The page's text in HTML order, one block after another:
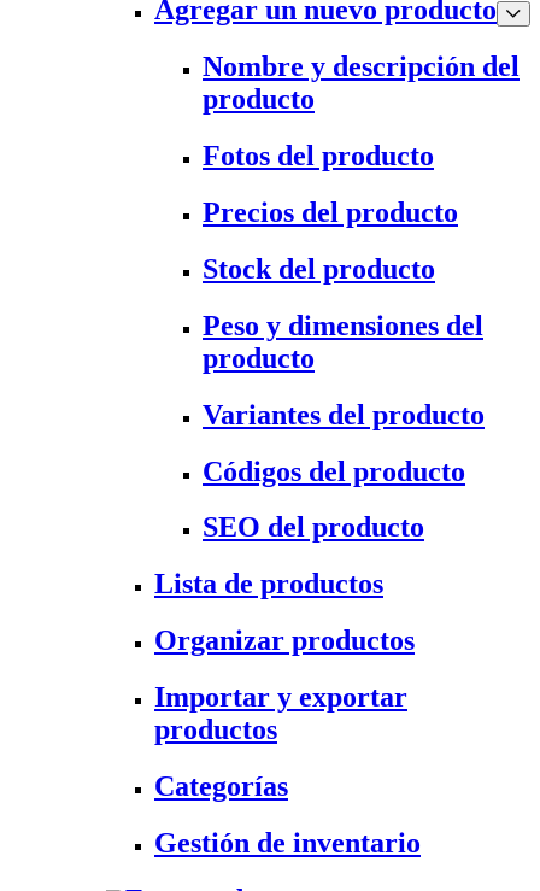
Agregar un nuevo producto
Nombre y descripción del
producto
Fotos del producto
Precios del producto
Stock del producto
Peso y dimensiones del
producto
Variantes del producto
Códigos del producto
SEO del producto
Lista de productos
Organizar productos
Importar y exportar
productos
Categorías
Gestión de inventario